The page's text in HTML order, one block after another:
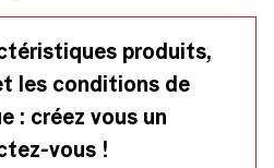
produits,
les conditions de
: créez vous un
vous !